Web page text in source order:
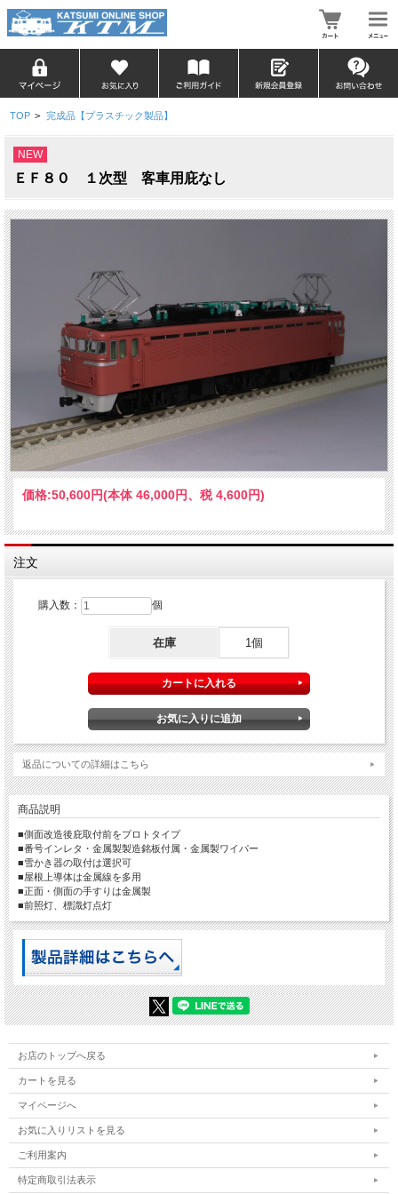
TOP > 完成品【プラスチック製品】
NEW
ＥＦ８０ １次型 客車用庇なし
価格:50,600円(本体 46,000円、税 4,600円)
注文
購入数： 個
在庫 1個
返品についての詳細はこちら
商品説明
■側面改造後庇取付前をプロトタイプ
■番号インレタ・金属製製造銘板付属・金属製ワイパー
■雪かき器の取付は選択可
■屋根上導体は金属線を多用
■正面・側面の手すりは金属製
■前照灯、標識灯点灯
お店のトップへ戻る
カートを見る
マイページへ
お気に入りリストを見る
ご利用案内
特定商取引法表示